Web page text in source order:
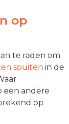
op
te raden om
spuiten in de
een andere
op